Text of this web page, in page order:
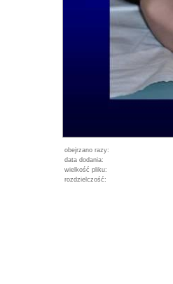
obejrzano razy:
data dodania:
wielkość pliku:
rozdzielczość: